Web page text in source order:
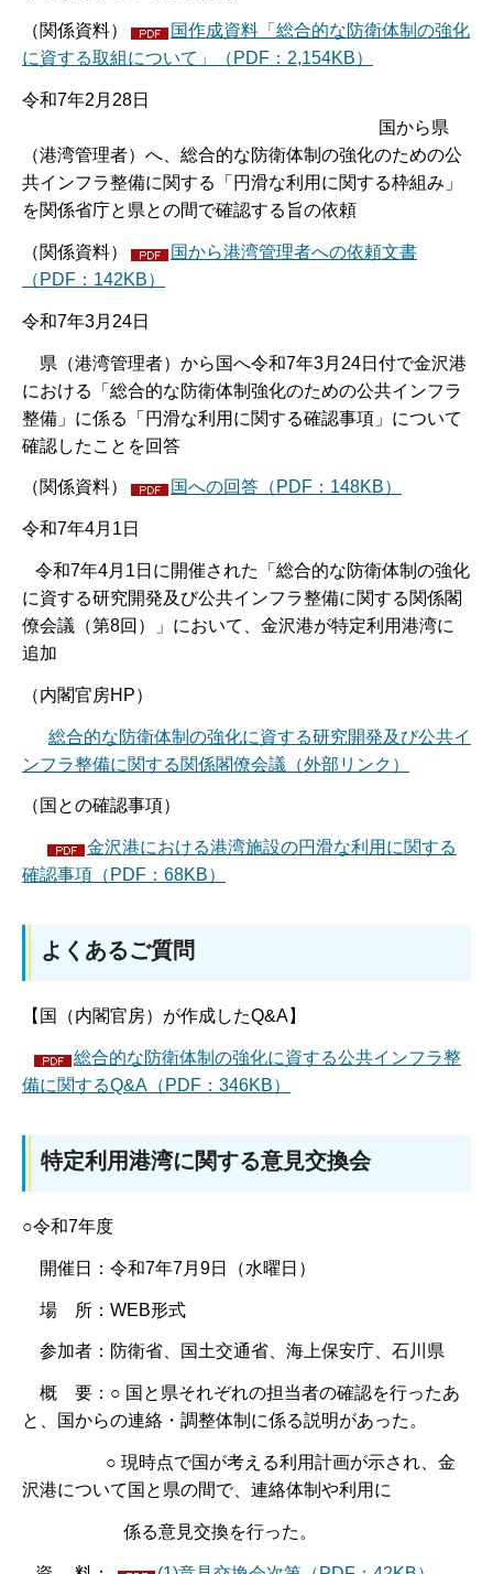
（関係資料）
国作成資料「総合的な防衛体制の強化
に資する取組について」（PDF：2,154KB）
令和7年2月28日
国から県
（港湾管理者）へ、総合的な防衛体制の強化のための公
共インフラ整備に関する「円滑な利用に関する枠組み」
を関係省庁と県との間で確認する旨の依頼
（関係資料）
国から港湾管理者への依頼文書
（PDF：142KB）
令和7年3月24日
県（港湾管理者）から国へ令和7年3月24日付で金沢港
における「総合的な防衛体制強化のための公共インフラ
整備」に係る「円滑な利用に関する確認事項」について
確認したことを回答
（関係資料） 国への回答（PDF：148KB）
令和7年4月1日
令和7年4月1日に開催された「総合的な防衛体制の強化
に資する研究開発及び公共インフラ整備に関する関係閣
僚会議（第8回）」において、金沢港が特定利用港湾に
追加
（内閣官房HP）
総合的な防衛体制の強化に資する研究開発及び公共イ
ンフラ整備に関する関係閣僚会議（外部リンク）
（国との確認事項）
金沢港における港湾施設の円滑な利用に関する
確認事項（PDF：68KB）
よくあるご質問
【国（内閣官房）が作成したQ&A】
総合的な防衛体制の強化に資する公共インフラ整
備に関するQ&A（PDF：346KB）
特定利用港湾に関する意見交換会
○令和7年度
開催日：令和7年7月9日（水曜日）
場 所：WEB形式
参加者：防衛省、国土交通省、海上保安庁、石川県
概 要：○ 国と県それぞれの担当者の確認を行ったあ
と、国からの連絡・調整体制に係る説明があった。
○ 現時点で国が考える利用計画が示され、金
沢港について国と県の間で、連絡体制や利用に
係る意見交換を行った。